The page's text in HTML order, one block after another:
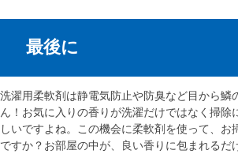
最後に
洗濯用柔軟剤は静電気防止や防臭など目から鱗
ん！お気に入りの香りが洗濯だけではなく掃除
しいですよね。この機会に柔軟剤を使って、お
ですか？お部屋の中が、良い香りに包まれるだ